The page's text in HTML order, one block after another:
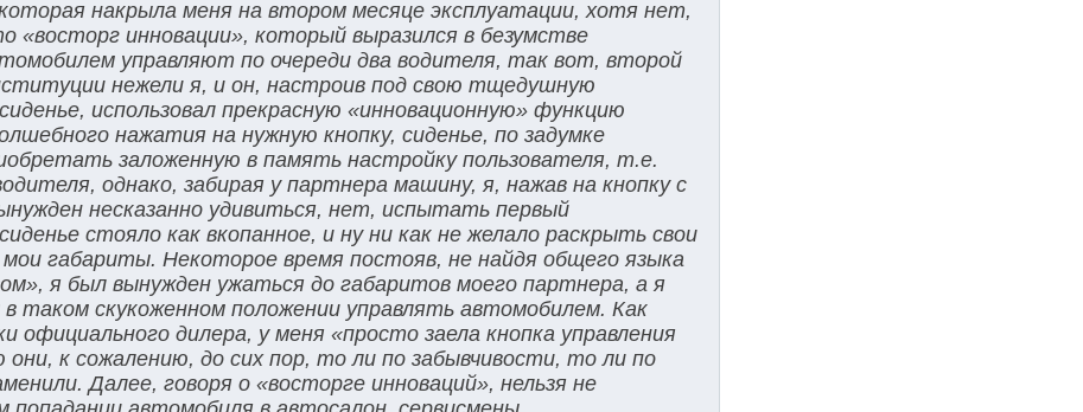
накрыла меня на втором месяце эксплуатации, хотя нет,
«восторг инновации», который выразился в безумстве
управляют по очереди два водителя, так вот, второй
нежели я, и он, настроив под свою тщедушную
использовал прекрасную «инновационную» функцию
нажатия на нужную кнопку, сиденье, по задумке
заложенную в память настройку пользователя, т.е.
однако, забирая у партнера машину, я, нажав на кнопку с
несказанно удивиться, нет, испытать первый
стояло как вкопанное, и ну ни как не желало раскрыть свои
габариты. Некоторое время постояв, не найдя общего языка
я был вынужден ужаться до габаритов моего партнера, а я
в таком скукоженном положении управлять автомобилем. Как
официального дилера, у меня «просто заела кнопка управления
к сожалению, до сих пор, то ли по забывчивости, то ли по
Далее, говоря о «восторге инноваций», нельзя не